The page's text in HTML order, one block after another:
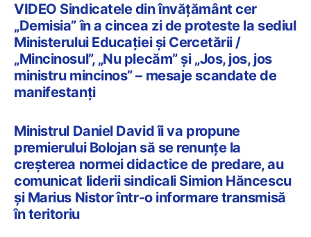
VIDEO Sindicatele din învățământ cer
„Demisia” în a cincea zi de proteste la sediul
Ministerului Educației și Cercetării /
„Mincinosul”, „Nu plecăm” și „Jos, jos, jos
ministru mincinos” – mesaje scandate de
manifestanți
Ministrul Daniel David îi va propune
premierului Bolojan să se renunțe la
creșterea normei didactice de predare, au
comunicat liderii sindicali Simion Hăncescu
și Marius Nistor într-o informare transmisă
în teritoriu